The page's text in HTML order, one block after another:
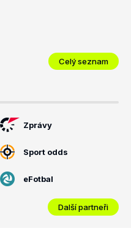
Celý seznam
Zprávy
Sport odds
eFotbal
Další partneři